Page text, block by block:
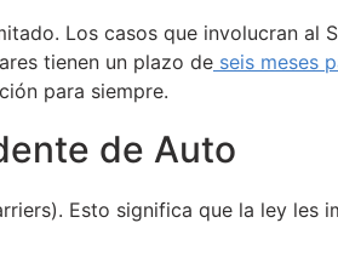
Los casos que involucran al
tienen un plazo de seis meses
para siempre.
de Auto
Esto significa que la ley les